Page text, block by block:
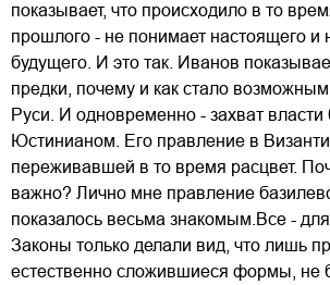
показывает, что происходило в то
прошлого - не понимает настоящего и
будущего. И это так. Иванов
предки, почему и как стало
Руси. И одновременно - захват власти
Юстинианом. Его правление в
переживавшей в то время расцвет.
важно? Лично мне правление
показалось весьма знакомым.Все -
Законы только делали вид, что лишь
естественно сложившиеся формы, не